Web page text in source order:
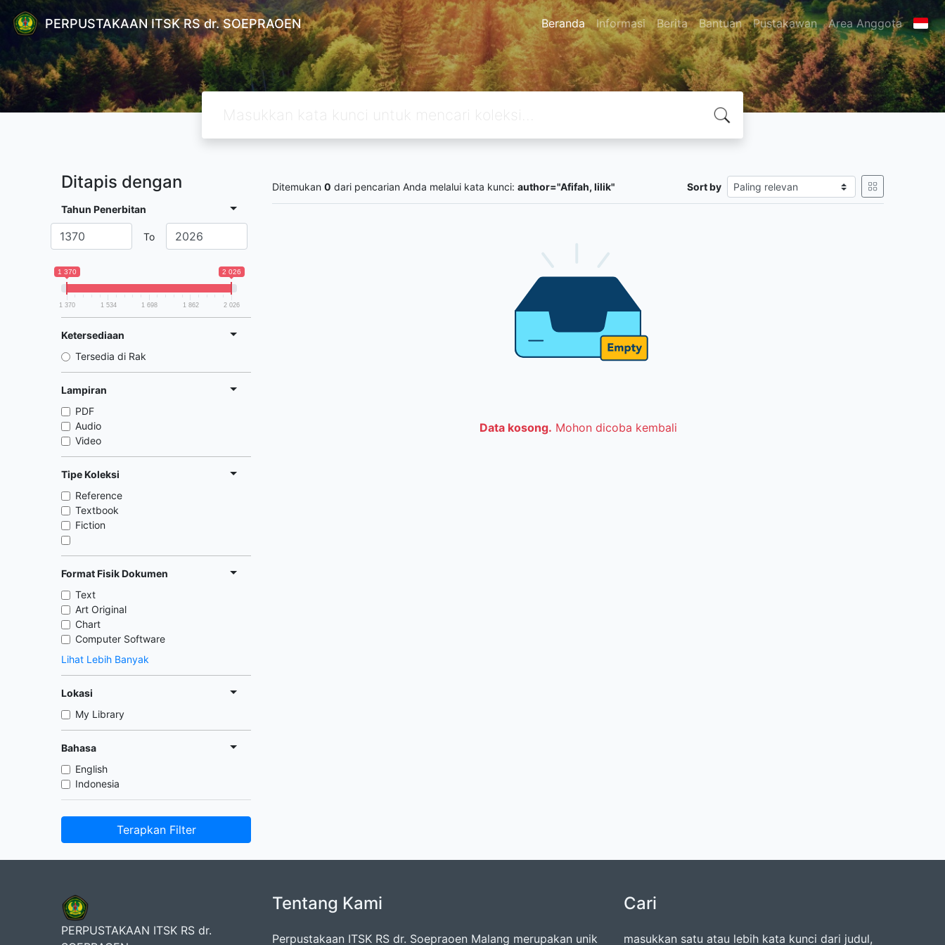
PERPUSTAKAAN ITSK RS dr. SOEPRAOEN Beranda Informasi Berita Bantuan Pustakawan Area Anggota
Ditapis dengan
Tahun Penerbitan
To
1 370 2 026
1 370 1 534 1 698 1 862 2 026
Ketersediaan
Tersedia di Rak
Lampiran
PDF
Audio
Video
Tipe Koleksi
Reference
Textbook
Fiction
Format Fisik Dokumen
Text
Art Original
Chart
Computer Software
Lihat Lebih Banyak
Lokasi
My Library
Bahasa
English
Indonesia
Terapkan Filter
Ditemukan 0 dari pencarian Anda melalui kata kunci: author="Afifah, lilik" Sort by
Data kosong. Mohon dicoba kembali
PERPUSTAKAAN ITSK RS dr.
Tentang Kami
Perpustakaan ITSK RS dr. Soepraoen Malang merupakan unik
Cari
masukkan satu atau lebih kata kunci dari judul,